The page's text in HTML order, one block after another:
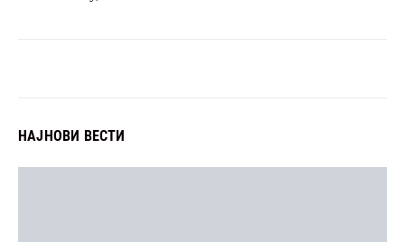
НАЈНОВИ ВЕСТИ